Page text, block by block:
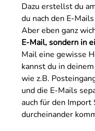
Dazu erstellst du
du nach den E-
Aber eben ganz
E-Mail, sondern in
Mail eine gewisse
kannst du in
wie z.B.
und die E-Mails
auch für den Import
durcheinander